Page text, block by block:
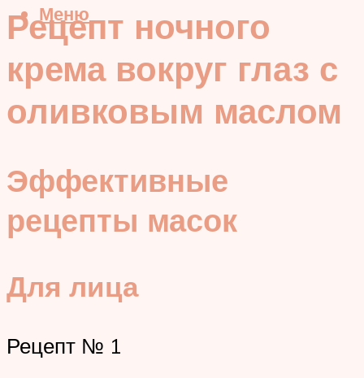
Меню
Рецепт ночного
крема вокруг глаз с
оливковым маслом
Эффективные
рецепты масок
Для лица
Рецепт № 1